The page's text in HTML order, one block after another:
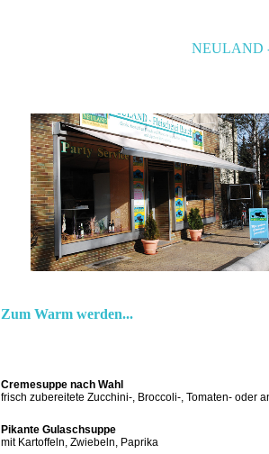
NEULAND
Zum Warm werden...
Cremesuppe nach Wahl
frisch zubereitete Zucchini-, Broccoli-, Tomaten- oder
Pikante Gulaschsuppe
mit Kartoffeln, Zwiebeln, Paprika